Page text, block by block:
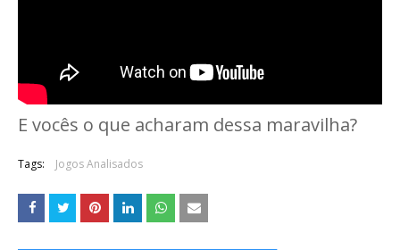
E vocês o que acharam dessa maravilha?
Tags: Jogos Analisados